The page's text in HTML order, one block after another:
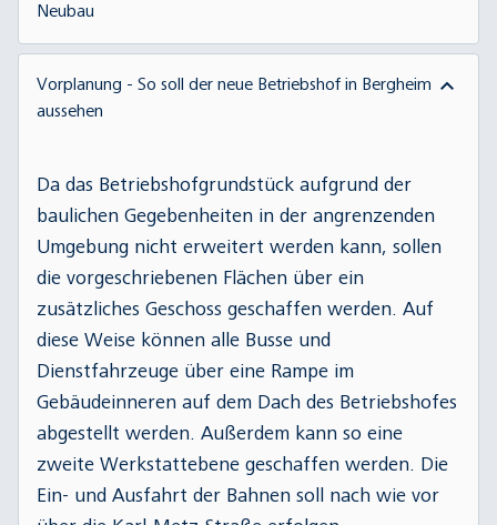
Neubau
Das Ziel der Stadt Heidelberg, bis 2030
klimaneutral zu werden, stellt auch neue
Luft- und Lebensqualität in der Stadt erhalten
werden sollen, müssen mehr Menschen mit Bus,
Bahn und fips fahren. Dafür ist ein
leistungsfähiger Nahverkehr unverzichtbar. Denn
der Nahverkehr transportiert Menschen
effizienter, emissionsärmer und
ressourcenschonender als der Autoverkehr.
Dafür wurden moderne Bahnen des Typs Rhein-
Neckar-Tram angeschafft, die künftig auch im
Heidelberger Netz Menschen an ihr Ziel bringen
sollen. Die Busflotte wird in den kommenden
Jahren durch klimaschonende elektrisch
Vorplanung - So soll der neue Betriebshof in Bergheim
aussehen
Da das Betriebshofgrundstück aufgrund der
baulichen Gegebenheiten in der angrenzenden
Umgebung nicht erweitert werden kann, sollen
die vorgeschriebenen Flächen über ein
zusätzliches Geschoss geschaffen werden. Auf
diese Weise können alle Busse und
Dienstfahrzeuge über eine Rampe im
Gebäudeinneren auf dem Dach des Betriebshofes
abgestellt werden. Außerdem kann so eine
zweite Werkstattebene geschaffen werden. Die
Ein- und Ausfahrt der Bahnen soll nach wie vor